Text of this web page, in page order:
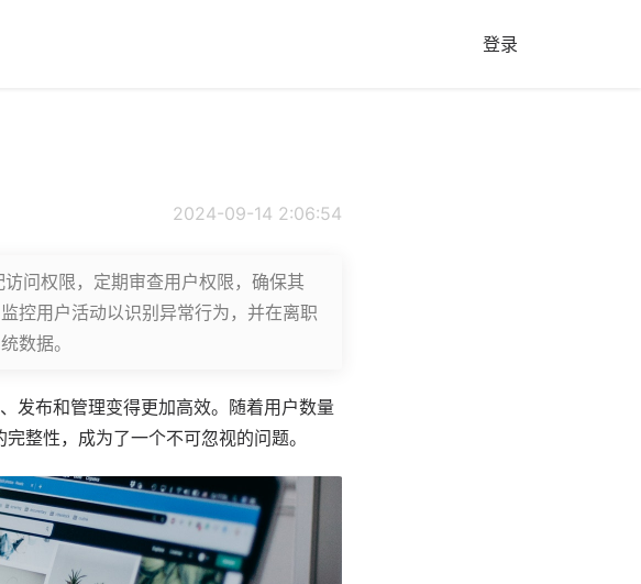
登录
2024-09-14 2:06:54
问权限，定期审查用户权限，确保其
控用户活动以识别异常行为，并在离职
数据。
发布和管理变得更加高效。随着用户数量
整性，成为了一个不可忽视的问题。